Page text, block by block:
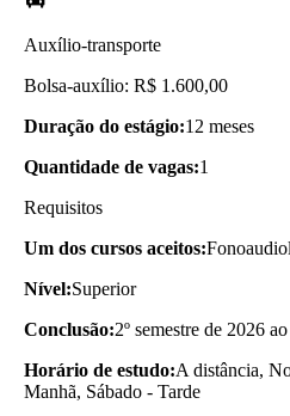
Auxílio-transporte
Bolsa-auxílio: R$ 1.600,00
Duração do estágio:12 meses
Quantidade de vagas:1
Requisitos
Um dos cursos aceitos:
Nível:Superior
Conclusão:2º semestre de 2026
Horário de estudo:A distância,
Manhã, Sábado - Tarde